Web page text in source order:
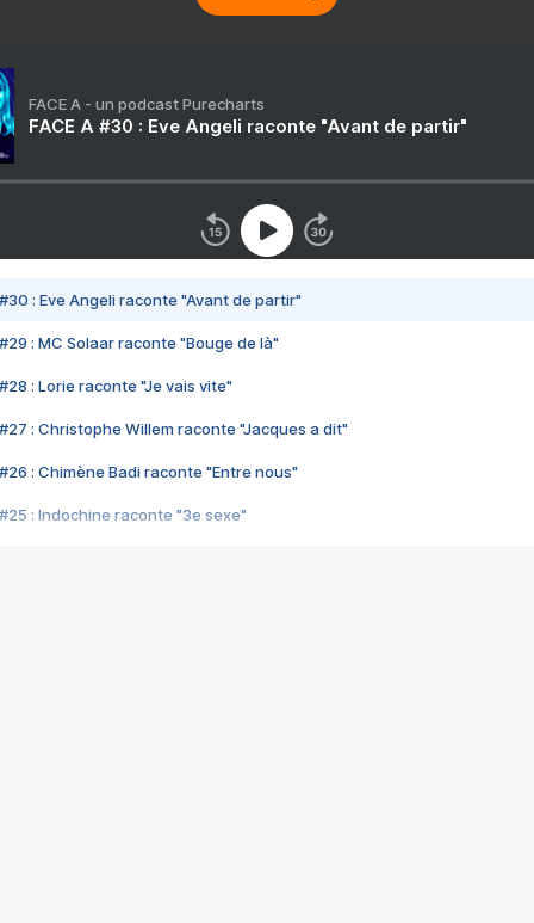
FACE A - un podcast Purecharts
FACE A #30 : Eve Angeli raconte "Avant de partir"
#30 : Eve Angeli raconte "Avant de partir"
#29 : MC Solaar raconte "Bouge de là"
#28 : Lorie raconte "Je vais vite"
#27 : Christophe Willem raconte "Jacques a dit"
#26 : Chimène Badi raconte "Entre nous"
#25 : Indochine raconte "3e sexe"